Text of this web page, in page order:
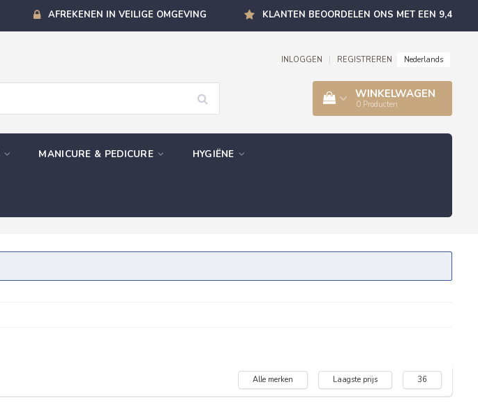
AFREKENEN IN VEILIGE OMGEVING KLANTEN BEOORDELEN ONS MET EEN 9,4
INLOGGEN REGISTREREN Nederlands
WINKELWAGEN
0 Producten
MANICURE & PEDICURE HYGIËNE
Alle merken Laagste prijs 36